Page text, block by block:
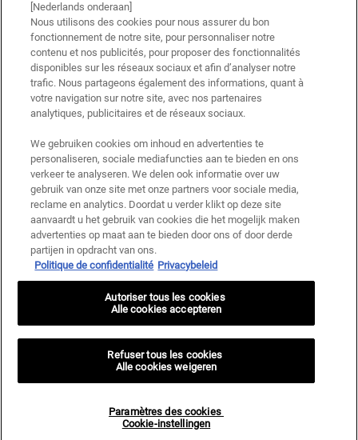
* Offre de bienvenue valable pour une première commande. Non cumulable
avec d'autres offres ou promotions en cours, mais cumulable avec les offres
'Cadeau avec achat' . Utilisation limitée à une seule fois par client. Non
applicable sur les éditions limitées & ensembles.
Ce site est protégé par Cloudflare et la politique de confidentialité et les conditions
dutilisation sappliquent.
S’INSCRIRE
Informations sur le fabricant
KIEHL'S
14, rue Royale - 75008 Paris France
€ - BE (FR)
© 2024 KIEHL’S SINCE 1851
Politique de Confidentialité
[Nederlands onderaan]
Nous utilisons des cookies pour nous assurer du bon
fonctionnement de notre site, pour personnaliser notre
contenu et nos publicités, pour proposer des fonctionnalités
disponibles sur les réseaux sociaux et afin d’analyser notre
trafic. Nous partageons également des informations, quant à
votre navigation sur notre site, avec nos partenaires
analytiques, publicitaires et de réseaux sociaux.
We gebruiken cookies om inhoud en advertenties te
personaliseren, sociale mediafuncties aan te bieden en ons
verkeer te analyseren. We delen ook informatie over uw
gebruik van onze site met onze partners voor sociale media,
reclame en analytics. Doordat u verder klikt op deze site
aanvaardt u het gebruik van cookies die het mogelijk maken
advertenties op maat aan te bieden door ons of door derde
partijen in opdracht van ons.
Politique de confidentialité Privacybeleid
Paramètres des cookies
Cookie-instellingen
Refuser tous les cookies
Alle cookies weigeren
Autoriser tous les cookies
Alle cookies accepteren